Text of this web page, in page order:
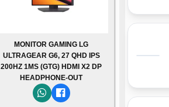
MONITOR GAMING LG
ULTRAGEAR G6, 27 QHD IPS
200HZ 1MS (GTG) HDMI X2 DP
HEADPHONE-OUT